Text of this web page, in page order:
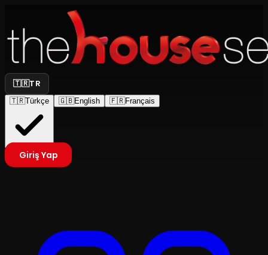
🇹🇷TR
🇹🇷Türkçe 🇬🇧English 🇫🇷Français
Giriş Yap